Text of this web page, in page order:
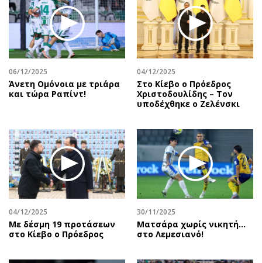
06/12/2025
Άνετη Ομόνοια με τριάρα
και τώρα Ραπίντ!
04/12/2025
Στο Κίεβο ο Πρόεδρος
Χριστοδουλίδης – Τον
υποδέχθηκε ο Ζελένσκι
04/12/2025
Με δέσμη 19 προτάσεων
στο Κίεβο ο Πρόεδρος
30/11/2025
Ματσάρα χωρίς νικητή…
στο Λεμεσιανό!